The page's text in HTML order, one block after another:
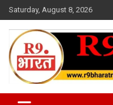
Skip
to
content
Saturday, August 8, 2026
R9 Bharat